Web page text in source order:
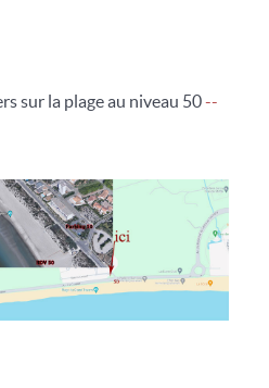
sur la plage au niveau 50--